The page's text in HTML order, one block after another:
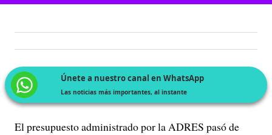
Únete a nuestro canal en WhatsApp
Las noticias más importantes, al instante
El presupuesto administrado por la ADRES pasó de